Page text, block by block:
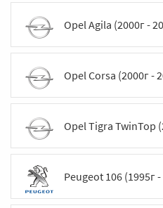
Opel Agila (2000г -
Opel Corsa (2000г -
Opel Tigra TwinTop
Peugeot 106 (1995г